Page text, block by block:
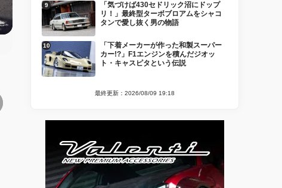
「気づけば430セドリック沼にドップ
リ！」最終型ターボブロアムをシャコ
タンで愛し抜く男の物語
「下着メーカーが作った和製スーパー
カー!?」F1エンジンを積んだジオッ
ト・キャスピタという伝説
最終更新：2026/08/09 19:18